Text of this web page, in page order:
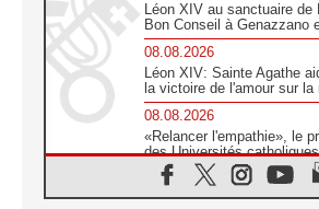
Léon XIV au sanctuaire de
Bon Conseil à Genazzano
08.08.2026
Léon XIV: Sainte Agathe
la victoire de l'amour sur la
08.08.2026
«Relancer l'empathie», le
des Universités catholiques
08.08.2026
Signis 2026, donner la